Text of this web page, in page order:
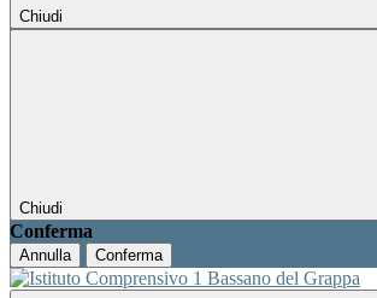
Chiudi
Chiudi
Conferma
Annulla Conferma